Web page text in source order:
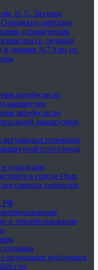
Н. С. Лескова
партизан
ограниченная
шоссе, ледовой
и домами №7,9 по ул.
автобусов по
маршрутам
автобусов по
маршрутной
перевозок
сети города
городском
в городе Орле
перевозок
РФ
и землепользование
результатах публичных
год